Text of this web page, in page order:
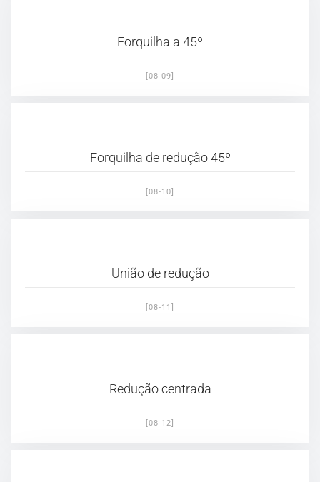
Forquilha a 45º
[08-09]
Forquilha de redução 45º
[08-10]
União de redução
[08-11]
Redução centrada
[08-12]